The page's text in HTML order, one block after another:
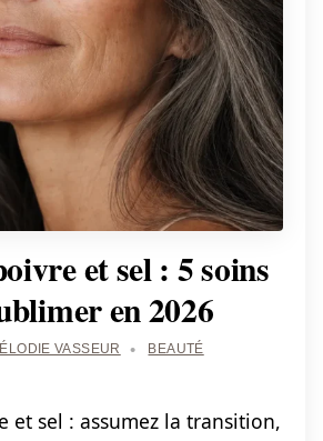
et sel : 5 soins
en 2026
ÉLODIE VASSEUR BEAUTÉ
et sel : assumez la transition,